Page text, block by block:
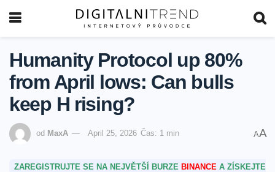
Humanity Protocol up 80%
from April lows: Can bulls
keep H rising?
od MaxA April 25, 2026 Čas: 1 min AA
ZAREGISTRUJTE SE NA NEJVĚTŠÍ BURZE BINANCE A ZÍSKEJTE